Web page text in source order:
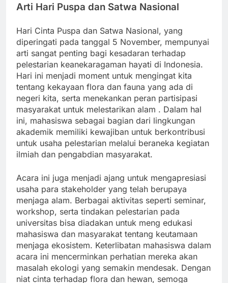
Arti Hari Puspa dan Satwa Nasional
Hari Cinta Puspa dan Satwa Nasional, yang
diperingati pada tanggal 5 November, mempunyai
arti sangat penting bagi kesadaran terhadap
pelestarian keanekaragaman hayati di Indonesia.
Hari ini menjadi moment untuk mengingat kita
tentang kekayaan flora dan fauna yang ada di
negeri kita, serta menekankan peran partisipasi
masyarakat untuk melestarikan alam . Dalam hal
ini, mahasiswa sebagai bagian dari lingkungan
akademik memiliki kewajiban untuk berkontribusi
untuk usaha pelestarian melalui beraneka kegiatan
ilmiah dan pengabdian masyarakat.
Acara ini juga menjadi ajang untuk mengapresiasi
usaha para stakeholder yang telah berupaya
menjaga alam. Berbagai aktivitas seperti seminar,
workshop, serta tindakan pelestarian pada
universitas bisa diadakan untuk meng edukasi
mahasiswa dan masyarakat tentang keutamaan
menjaga ekosistem. Keterlibatan mahasiswa dalam
acara ini mencerminkan perhatian mereka akan
masalah ekologi yang semakin mendesak. Dengan
niat cinta terhadap flora dan hewan, semoga